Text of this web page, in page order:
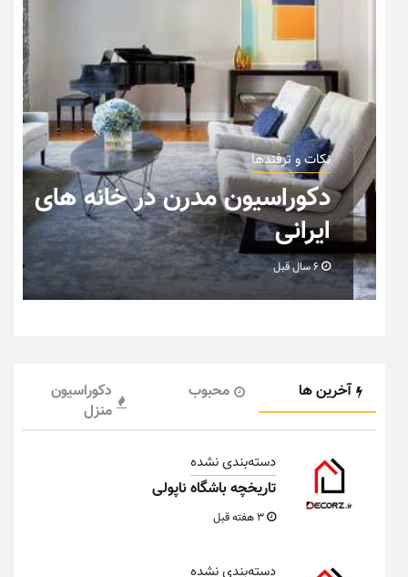
نکات و ترفندها
دکوراسیون داخلی و چیدمان
خانه (جدیدترین ایده‌ها و
عکس‌ها)
6 سال قبل
آخرین ها محبوب
دکوراسیون
منزل
دسته‌بندی نشده
تاریخچه باشگاه ناپولی
دسته‌بندی نشده